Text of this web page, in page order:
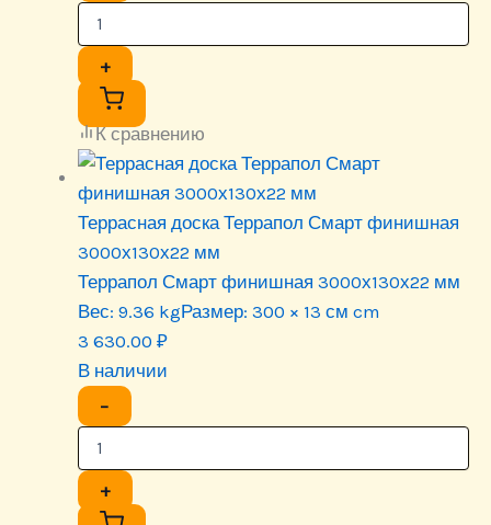
+
К сравнению
Террасная доска Террапол Смарт финишная
3000х130х22 мм
Террапол Смарт финишная 3000х130х22 мм
Вес: 9.36 kgРазмер: 300 × 13 см cm
3 630.00 ₽
В наличии
−
+